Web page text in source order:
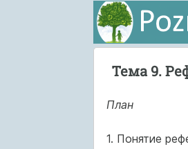
Тема 9.
План
1. Понятие